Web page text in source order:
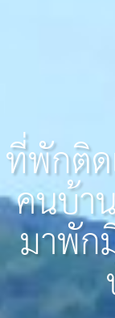
ที่พักติ
คนบ้า
มาพัก